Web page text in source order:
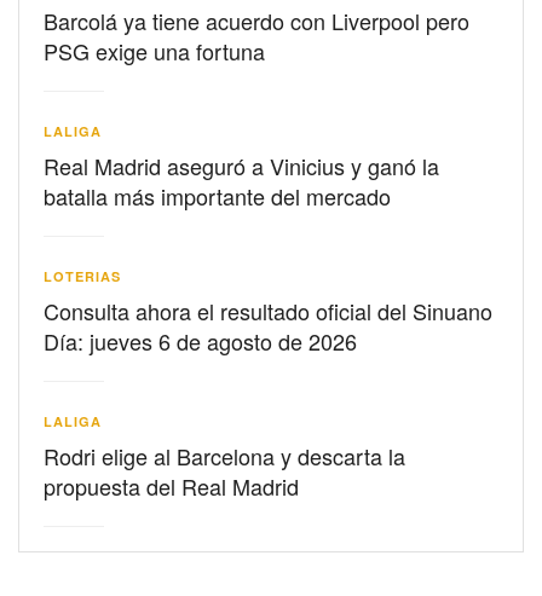
Barcolá ya tiene acuerdo con Liverpool pero
PSG exige una fortuna
LALIGA
Real Madrid aseguró a Vinicius y ganó la
batalla más importante del mercado
LOTERIAS
Consulta ahora el resultado oficial del Sinuano
Día: jueves 6 de agosto de 2026
LALIGA
Rodri elige al Barcelona y descarta la
propuesta del Real Madrid